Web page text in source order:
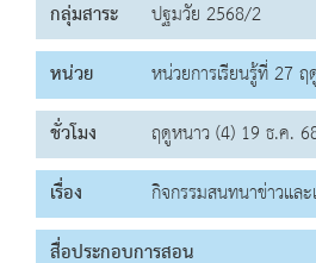
กลุ่มสาระ
ปฐมวัย 2568/2
หน่วย
หน่วยการเรียนรู้ที่ 27
ชั่วโมง
ฤดูหนาว (4) 19 ธ.ค.
เรื่อง
กิจกรรมสนทนาข่าวแล
สื่อประกอบการสอน